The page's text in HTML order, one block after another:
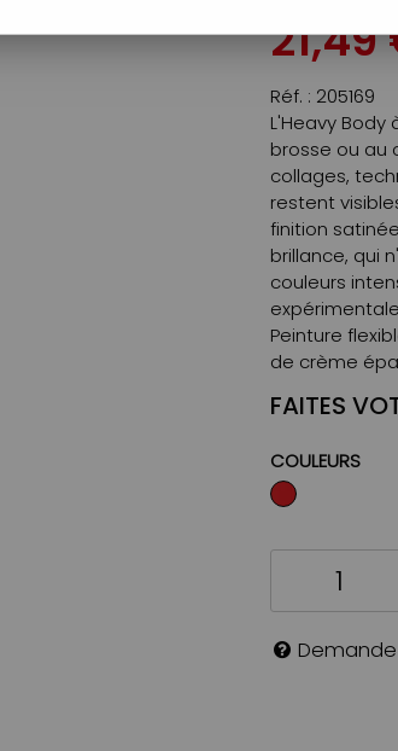
21,49
Réf. : 205169
L'Heavy
brosse ou au
collages,
restent
finition
brillance, qui
couleurs
Peinture
de crème
FAITES
COULEURS